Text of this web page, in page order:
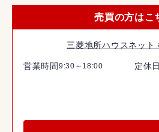
売買の方はこ
三菱地所ハウスネット
営業時間 9:30～18:00 定休